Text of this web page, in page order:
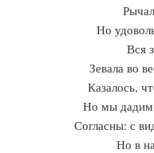
Но
Вся
Зевала во
Казалось,
Но мы дадим
Согласны: с
Но в